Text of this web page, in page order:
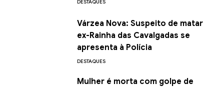
DESTAQUES
Várzea Nova: Suspeito de matar
ex-Rainha das Cavalgadas se
apresenta à Polícia
DESTAQUES
Mulher é morta com golpe de